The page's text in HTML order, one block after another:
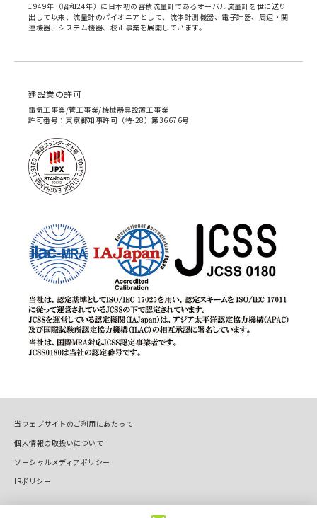
1949年（昭和24年）に日本初の容積流量計であるオーバル流量計を世に送り
出して以来、流量計のパイオニアとして、流体計測機器、電子計器、周辺・関
連機器、システム機器、校正事業を展開しています。
建設業の許可
電気工事業/管工事業/機械器具設置工事業
許可番号：東京都知事許可（特-28）第36676号
当ウェブサイトのご利用にあたって
個人情報の取扱いについて
ソーシャルメディアポリシー
IRポリシー